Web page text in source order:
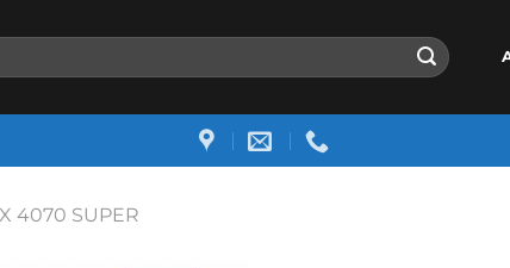
4070 SUPER